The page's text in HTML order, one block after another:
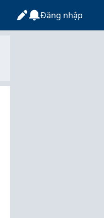
Đăng nhập